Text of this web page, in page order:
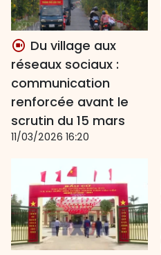
Du village aux
réseaux sociaux :
communication
renforcée avant le
scrutin du 15 mars
11/03/2026 16:20